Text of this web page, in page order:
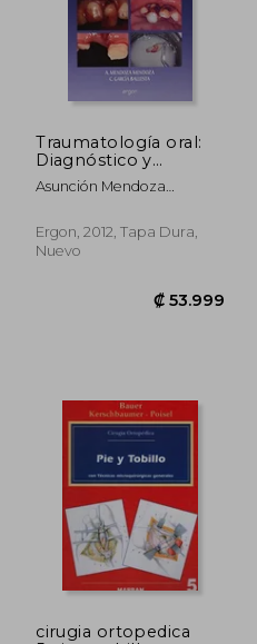
₡ 16.456
Traumatología oral:
Diagnóstico y
tratamiento integral.
Soluciones estéticas
Asunción Mendoza
Ballesta
Ergon, 2012, Tapa Dura,
Nuevo
cirugia ortopedica